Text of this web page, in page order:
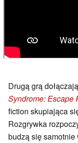
Drugą grą
Syndrome: Escape
fiction skupiająca
Rozgrywka
budzą się